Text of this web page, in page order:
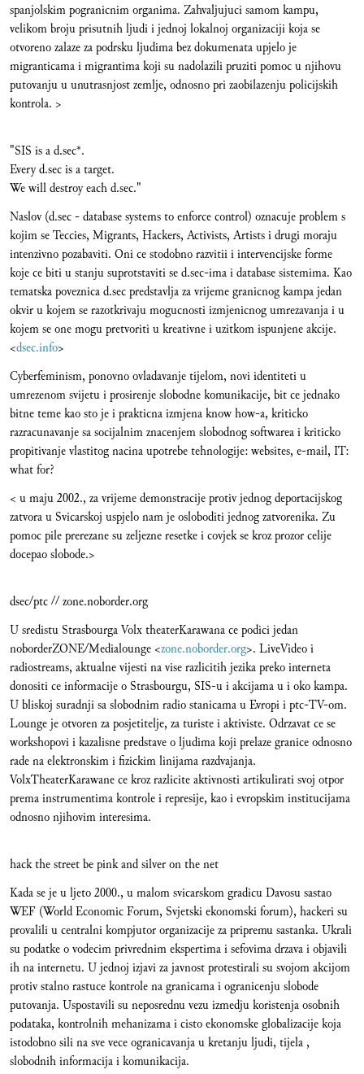
spanjolskim pogranicnim organima. Zahvaljujuci samom kampu,
velikom broju prisutnih ljudi i jednoj lokalnoj organizaciji koja se
otvoreno zalaze za podrsku ljudima bez dokumenata upjelo je
migranticama i migrantima koji su nadolazili pruziti pomoc u njihovu
putovanju u unutrasnjost zemlje, odnosno pri zaobilazenju policijskih
kontrola. >
"SIS is a d.sec*.
Every d.sec is a target.
We will destroy each d.sec."
Naslov (d.sec - database systems to enforce control) oznacuje problem s
kojim se Teccies, Migrants, Hackers, Activists, Artists i drugi moraju
intenzivno pozabaviti. Oni ce stodobno razvitii i intervencijske forme
koje ce biti u stanju suprotstaviti se d.sec-ima i database sistemima. Kao
tematska poveznica d.sec predstavlja za vrijeme granicnog kampa jedan
okvir u kojem se razotkrivaju mogucnosti izmjenicnog umrezavanja i u
kojem se one mogu pretvoriti u kreativne i uzitkom ispunjene akcije.
<dsec.info>
Cyberfeminism, ponovno ovladavanje tijelom, novi identiteti u
umrezenom svijetu i prosirenje slobodne komunikacije, bit ce jednako
bitne teme kao sto je i prakticna izmjena know how-a, kriticko
razracunavanje sa socijalnim znacenjem slobodnog softwarea i kriticko
propitivanje vlastitog nacina upotrebe tehnologije: websites, e-mail, IT:
what for?
< u maju 2002., za vrijeme demonstracije protiv jednog deportacijskog
zatvora u Svicarskoj uspjelo nam je osloboditi jednog zatvorenika. Zu
pomoc pile prerezane su zeljezne resetke i covjek se kroz prozor celije
docepao slobode.>
dsec/ptc // zone.noborder.org
U sredistu Strasbourga Volx theaterKarawana ce podici jedan
noborderZONE/Medialounge <zone.noborder.org>. LiveVideo i
radiostreams, aktualne vijesti na vise razlicitih jezika preko interneta
donositi ce informacije o Strasbourgu, SIS-u i akcijama u i oko kampa.
U bliskoj suradnji sa slobodnim radio stanicama u Evropi i ptc-TV-om.
Lounge je otvoren za posjetitelje, za turiste i aktiviste. Odrzavat ce se
workshopovi i kazalisne predstave o ljudima koji prelaze granice odnosno
rade na elektronskim i fizickim linijama razdvajanja.
VolxTheaterKarawane ce kroz razlicite aktivnosti artikulirati svoj otpor
prema instrumentima kontrole i represije, kao i evropskim institucijama
odnosno njihovim interesima.
hack the street be pink and silver on the net
Kada se je u ljeto 2000., u malom svicarskom gradicu Davosu sastao
WEF (World Economic Forum, Svjetski ekonomski forum), hackeri su
provalili u centralni kompjutor organizacije za pripremu sastanka. Ukrali
su podatke o vodecim privrednim ekspertima i sefovima drzava i objavili
ih na internetu. U jednoj izjavi za javnost protestirali su svojom akcijom
protiv stalno rastuce kontrole na granicama i ogranicenju slobode
putovanja. Uspostavili su neposrednu vezu izmedju koristenja osobnih
podataka, kontrolnih mehanizama i cisto ekonomske globalizacije koja
istodobno sili na sve vece ogranicavanja u kretanju ljudi, tijela ,
slobodnih informacija i komunikacija.